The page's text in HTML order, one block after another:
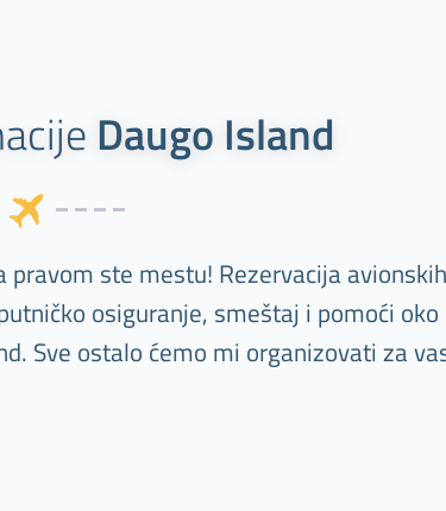
Daugo Island
pravom ste mestu! Rezervacija
osiguranje, smeštaj i pomoći
Sve ostalo ćemo mi organizovati za